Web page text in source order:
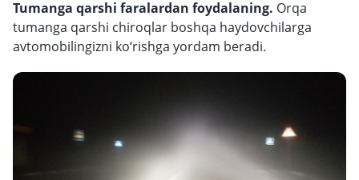
Tumanga qarshi faralardan foydalaning. Orqa
tumanga qarshi chiroqlar boshqa haydovchilarga
avtomobilingizni ko‘rishga yordam beradi.